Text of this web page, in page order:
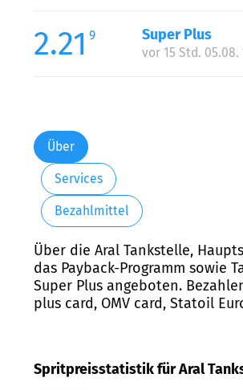
2.21 9 Super Plus
vor 15 Std. 05.08.
Über
Services
Bezahlmittel
Über die Aral Tankstelle,
das Payback-Programm sowie
Super Plus angeboten.
plus card, OMV card, Statoil
Spritpreisstatistik für Aral